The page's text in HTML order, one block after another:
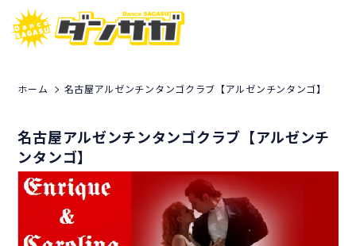
ホーム 名古屋アルゼンチンタンゴクラブ【アルゼンチンタンゴ】
名古屋アルゼンチンタンゴクラブ【アルゼンチ
ンタンゴ】